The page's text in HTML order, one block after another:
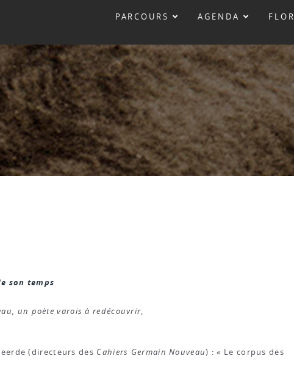
PARCOURS AGENDA
son temps
un poète varois à redécouvrir,
(directeurs des Cahiers Germain Nouveau) : « Le corpus des